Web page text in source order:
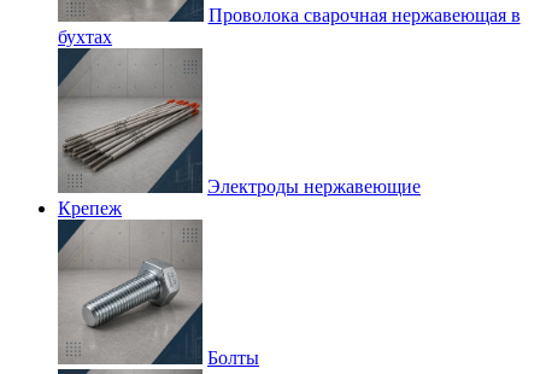
Проволока сварочная нержавеющая в
бухтах
Электроды нержавеющие
Крепеж
Болты